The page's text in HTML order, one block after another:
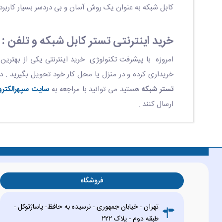
کابل شبکه به عنوان یک روش آسان و بی دردسر بسیار
خرید اینترنتی تستر کابل شبکه و تلفن
امروزه با پیشرفت تکنولوژی خرید اینترنتی یکی از
خریداری کرده و در منزل یا محل کار خود تحویل بگیرید .
تستر شبکههستید می توانید با مراجعه بهسایت
ارسال کنند .
فروشگاه
تهران - خیابان جمهوری - نرسیده به حافظ- پاساژتوکل -
طبقه دوم - پلاک ۲۲۲